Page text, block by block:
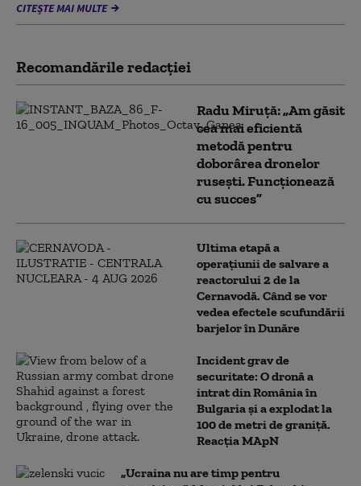
CITEȘTE MAI MULTE
Recomandările redacţiei
Radu Miruță: „Am găsit
cea mai eficientă
metodă pentru
doborârea dronelor
rusești. Funcționează
cu succes”
Ultima etapă a
operațiunii de salvare a
reactorului 2 de la
Cernavodă. Când se vor
vedea efectele scufundării
barjelor în Dunăre
Incident grav de
securitate: O dronă a
intrat din România în
Bulgaria şi a explodat la
100 de metri de graniţă.
Reacția MApN
„Ucraina nu are timp pentru